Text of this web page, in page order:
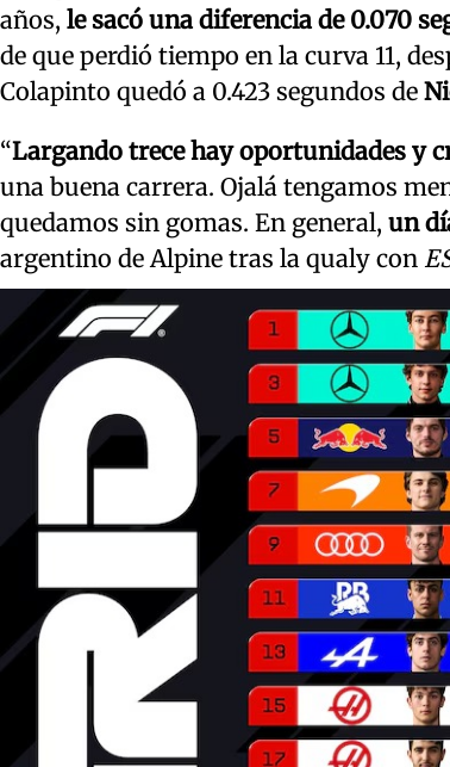
años, le sacó una diferencia de 0.070
de que perdió tiempo en la curva 11,
Colapinto quedó a 0.423 segundos de
“Largando trece hay oportunidades y
una buena carrera. Ojalá tengamos
quedamos sin gomas. En general, un
argentino de Alpine tras la qualy con